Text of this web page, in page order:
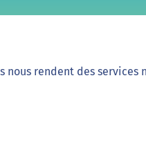
rendent des services